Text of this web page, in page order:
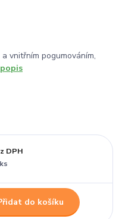
vnitřním pogumováním,
DPH
do košíku